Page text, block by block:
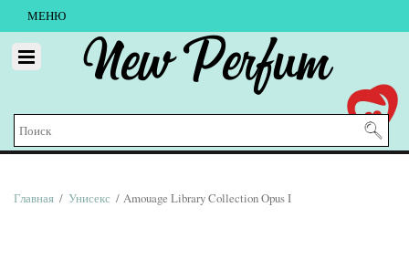
МЕНЮ
New Perfum
Главная / Унисекс / Amouage Library Collection Opus I